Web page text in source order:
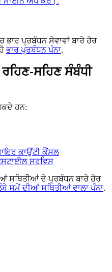
ਭਾਰ ਪ੍ਰਬੰਧਨ ਸੇਵਾਵਾਂ ਬਾਰੇ ਹੋਰ
ਹੋਭਾਰ ਪ੍ਰਬੰਧਨ ਪੰਨਾ.
ਸਹਿਣ ਸੰਬੰਧੀ
ਹਨ:
ਕਾਉਂਟੀ ਕੌਂਸਲ
ਸਰਵਿਸ
ਸਥਿਤੀਆਂ ਦੇ ਪ੍ਰਬੰਧਨ ਬਾਰੇ ਹੋਰ
ਸਮੇਂ ਦੀਆਂ ਸਥਿਤੀਆਂ ਵਾਲਾ ਪੰਨਾ.